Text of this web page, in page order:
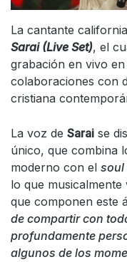
La cantante
Sarai (Live Set), el
grabación en vivo
colaboraciones con
cristiana
La voz de Sarai se
único, que combina
moderno con el soul
lo que
que componen este
de compartir con
profundamente
algunos de los